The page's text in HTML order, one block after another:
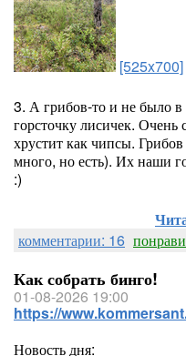
[525x700]
3. А грибов-то и не было
горсточку лисичек.
хрустит как чипсы.
много, но есть). Их наши
:)
комментарии: 16
Как собрать бинго!
01-08-2026 19:00
https://
Новость дня: